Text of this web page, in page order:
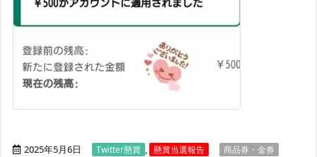
2025年5月6日 Twitter懸賞 , 懸賞当選報告 商品券・金券